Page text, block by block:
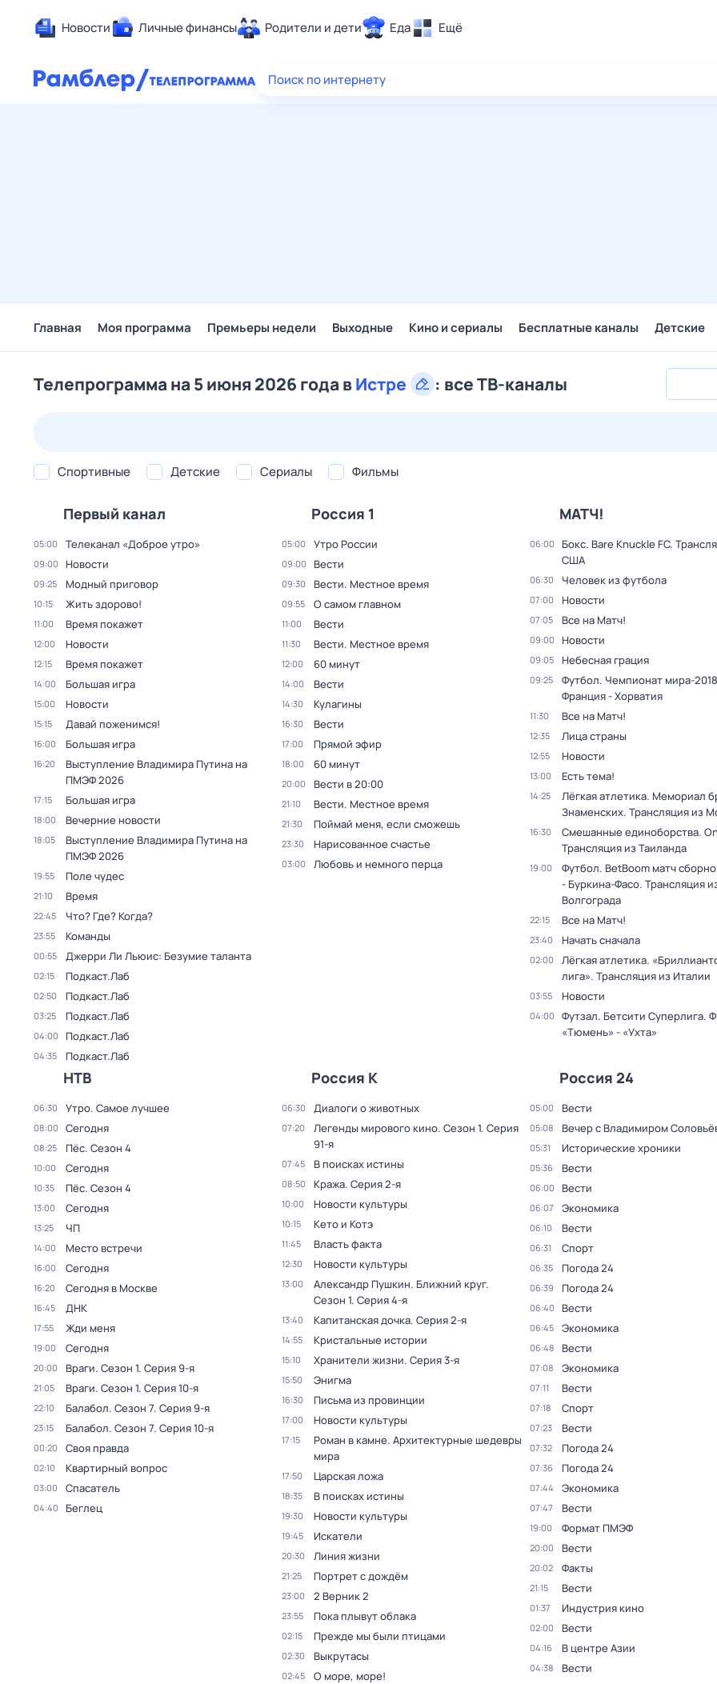
Новости Личные финансы Родители и дети Еда Ещё
Здоровье
Поиск по интернету
Главная Моя программа Премьеры недели Выходные Кино и сериалы Бесплатные каналы Детские
Телепрограмма на 5 июня 2026 года вИстре : все ТВ-каналы
Спортивные Детские Сериалы Фильмы
Первый канал
05:00 Телеканал «Доброе утро»
09:00 Новости
09:25 Модный приговор
10:15 Жить здорово!
11:00 Время покажет
12:00 Новости
12:15 Время покажет
14:00 Большая игра
15:00 Новости
15:15 Давай поженимся!
16:00 Большая игра
16:20
Выступление Владимира Путина на
ПМЭФ 2026
17:15 Большая игра
18:00 Вечерние новости
18:05
Выступление Владимира Путина на
ПМЭФ 2026
19:55 Поле чудес
21:10 Время
22:45 Что? Где? Когда?
23:55 Команды
00:55 Джерри Ли Льюис: Безумие таланта
02:15 Подкаст.Лаб
02:50 Подкаст.Лаб
03:25 Подкаст.Лаб
04:00 Подкаст.Лаб
04:35 Подкаст.Лаб
Россия 1
05:00 Утро России
09:00 Вести
09:30 Вести. Местное время
09:55 О самом главном
11:00 Вести
11:30 Вести. Местное время
12:00 60 минут
14:00 Вести
14:30 Кулагины
16:30 Вести
17:00 Прямой эфир
18:00 60 минут
20:00 Вести в 20:00
21:10 Вести. Местное время
21:30 Поймай меня, если сможешь
23:30 Нарисованное счастье
03:00 Любовь и немного перца
МАТЧ!
06:00
Бокс. Bare Knuckle FC.
США
06:30 Человек из футбола
07:00 Новости
07:05 Все на Матч!
09:00 Новости
09:05 Небесная грация
09:25
Футбол. Чемпионат мира-
Франция - Хорватия
11:30 Все на Матч!
12:35 Лица страны
12:55 Новости
13:00 Есть тема!
14:25
Лёгкая атлетика. Мемориал
Знаменских. Трансляция из
16:30
Смешанные единоборства.
Трансляция из Таиланда
19:00
Футбол. BetBoom матч
- Буркина-Фасо. Трансляция
Волгограда
22:15 Все на Матч!
23:40 Начать сначала
02:00
Лёгкая атлетика.
лига». Трансляция из Италии
03:55 Новости
04:00
Футзал. Бетсити Суперлига.
«Тюмень» - «Ухта»
НТВ
06:30 Утро. Самое лучшее
08:00 Сегодня
08:25 Пёс. Сезон 4
10:00 Сегодня
10:35 Пёс. Сезон 4
13:00 Сегодня
13:25 ЧП
14:00 Место встречи
16:00 Сегодня
16:20 Сегодня в Москве
16:45 ДНК
17:55 Жди меня
19:00 Сегодня
20:00 Враги. Сезон 1. Серия 9-я
21:05 Враги. Сезон 1. Серия 10-я
22:10 Балабол. Сезон 7. Серия 9-я
23:15 Балабол. Сезон 7. Серия 10-я
00:20 Своя правда
02:10 Квартирный вопрос
03:00 Спасатель
04:40 Беглец
Россия К
06:30 Диалоги о животных
07:20 Легенды мирового кино. Сезон 1. Серия
91-я
07:45 В поисках истины
08:50 Кража. Серия 2-я
10:00 Новости культуры
10:15 Кето и Котэ
11:45 Власть факта
12:30 Новости культуры
13:00 Александр Пушкин. Ближний круг.
Сезон 1. Серия 4-я
13:40 Капитанская дочка. Серия 2-я
14:55 Кристальные истории
15:10 Хранители жизни. Серия 3-я
15:50 Энигма
16:30 Письма из провинции
17:00 Новости культуры
17:15
Роман в камне. Архитектурные шедевры
мира
17:50 Царская ложа
18:35 В поисках истины
19:30 Новости культуры
19:45 Искатели
20:30 Линия жизни
21:25 Портрет с дождём
23:00 2 Верник 2
23:55 Пока плывут облака
02:15 Прежде мы были птицами
02:30 Выкрутасы
02:45 О море, море!
Россия 24
05:00 Вести
05:08 Вечер с Владимиром
05:31 Исторические хроники
05:36 Вести
06:00 Вести
06:07 Экономика
06:10 Вести
06:31 Спорт
06:35 Погода 24
06:39 Погода 24
06:40 Вести
06:45 Экономика
06:48 Вести
07:08 Экономика
07:11 Вести
07:18 Спорт
07:23 Вести
07:32 Погода 24
07:36 Погода 24
07:44 Экономика
07:47 Вести
19:00 Формат ПМЭФ
20:00 Вести
20:02 Факты
21:15 Вести
01:37 Индустрия кино
02:00 Вести
04:16 В центре Азии
04:38 Вести